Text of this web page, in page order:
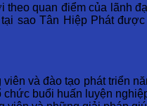
quan điểm của lãnh
sao Tân Hiệp Phát
và đào tạo phát triển
buổi huấn luyện